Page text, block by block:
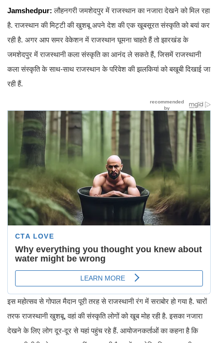
Jamshedpur: लौहनगरी जमशेदपुर में राजस्थान का नजारा देखने को मिल रहा
है. राजस्थान की मिट्टी की खुशबू अपने देश की एक खूबसूरत संस्कृति को बयां कर
रही है. अगर आप समर वेकेशन में राजस्थान घूमना चाहते हैं तो झारखंड के
जमशेदपुर में राजस्थानी कला संस्कृति का आनंद ले सकते हैं, जिसमें राजस्थानी
कला संस्कृति के साथ-साथ राजस्थान के परिवेश की झलकियां को बखूबी दिखाई जा
रही हैं.
इस महोत्सव से गोपाल मैदान पूरी तरह से राजस्थानी रंग में सराबोर हो गया है. चारों
तरफ राजस्थानी खुशबू, वहां की संस्कृति लोगों को खूब मोह रही है. इसका नजारा
देखने के लिए लोग दूर-दूर से यहां पहुंच रहे हैं. आयोजनकर्ताओं का कहना है कि